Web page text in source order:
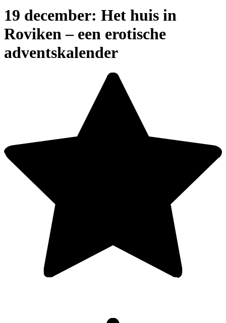
19 december: Het huis in
Roviken – een erotische
adventskalender